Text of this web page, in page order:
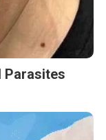
Parasites